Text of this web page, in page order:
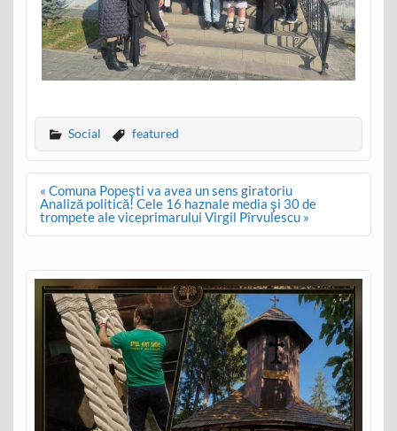
Social featured
Post
navigation
« Comuna Popeşti va avea un sens giratoriu
Analiză politică! Cele 16 haznale media şi 30 de
trompete ale viceprimarului Virgil Pîrvulescu »